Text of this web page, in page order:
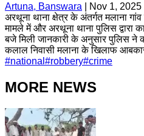
Artuna, Banswara
Nov 1, 2025
अरथूना थाना क्षेत्र के अंतर्गत मलाना
मामले में और अरथूना थाना पुलिस द्वारा
बजे मिली जानकारी के अनुसार पुलिस ने
कलाल निवासी मलाना के खिलाफ
#national #robbery#crime
MORE NEWS